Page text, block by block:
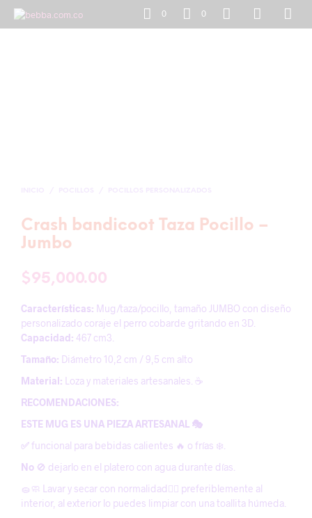
0 0
Crash bandicoot Taza Pocillo –
Jumbo
$95,000.00
Características: Mug/taza/pocillo, tamaño JUMBO con diseño
personalizado coraje el perro cobarde gritando en 3D.
Capacidad: 467 cm3.
Tamaño: Diámetro 10,2 cm / 9,5 cm alto
Material: Loza y materiales artesanales. ☕️
RECOMENDACIONES:
ESTE MUG ES UNA PIEZA ARTESANAL 🎭
✅funcional para bebidas calientes 🔥 o frías ❄️.
No 🚫 dejarlo en el platero con agua durante días.
🧽🧼 Lavar y secar con normalidad😶‍🌫️ preferiblemente al
interior, al exterior lo puedes limpiar con una toallita húmeda.